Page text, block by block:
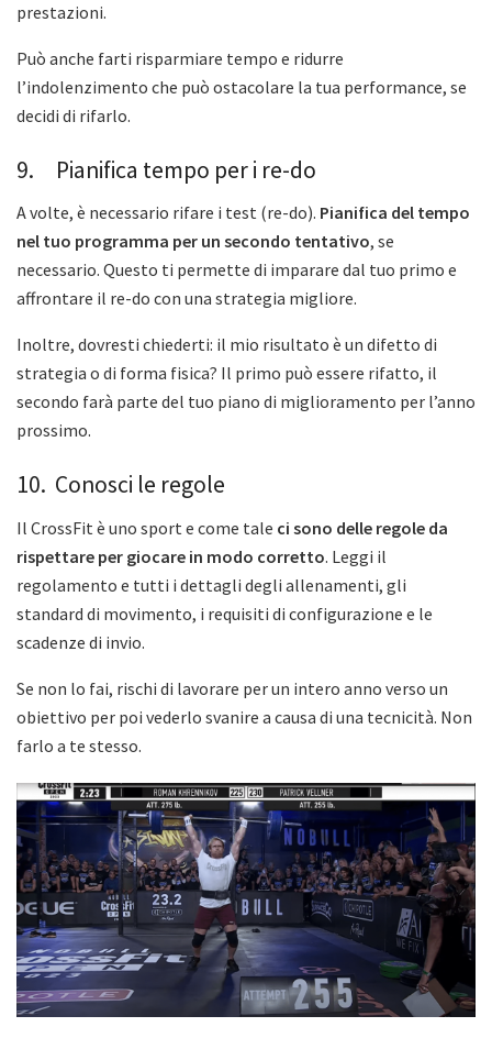
prestazioni.
Può anche farti risparmiare tempo e ridurre
l’indolenzimento che può ostacolare la tua performance, se
decidi di rifarlo.
9. Pianifica tempo per i re-do
A volte, è necessario rifare i test (re-do). Pianifica del tempo
nel tuo programma per un secondo tentativo, se
necessario. Questo ti permette di imparare dal tuo primo e
affrontare il re-do con una strategia migliore.
Inoltre, dovresti chiederti: il mio risultato è un difetto di
strategia o di forma fisica? Il primo può essere rifatto, il
secondo farà parte del tuo piano di miglioramento per l’anno
prossimo.
10. Conosci le regole
Il CrossFit è uno sport e come tale ci sono delle regole da
rispettare per giocare in modo corretto. Leggi il
regolamento e tutti i dettagli degli allenamenti, gli
standard di movimento, i requisiti di configurazione e le
scadenze di invio.
Se non lo fai, rischi di lavorare per un intero anno verso un
obiettivo per poi vederlo svanire a causa di una tecnicità. Non
farlo a te stesso.